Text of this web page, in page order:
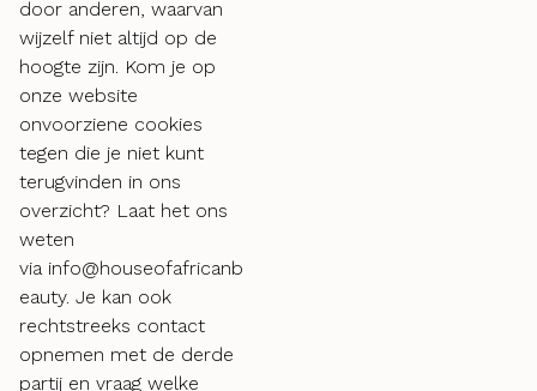
door anderen, waarvan
wijzelf niet altijd op de
hoogte zijn. Kom je op
onze website
onvoorziene cookies
tegen die je niet kunt
terugvinden in ons
overzicht? Laat het ons
weten
via info@houseofafricanb
eauty. Je kan ook
rechtstreeks contact
opnemen met de derde
partij en vraag welke